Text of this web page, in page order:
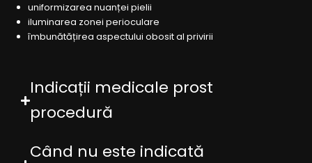
uniformizarea nuanței pielii
iluminarea zonei perioculare
îmbunătățirea aspectului obosit al privirii
Indicații medicale prost
procedură
Când nu este indicată